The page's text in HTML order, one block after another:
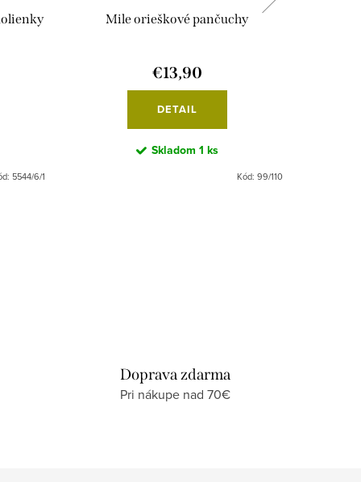
5544/6/1
Mile orieškové pančuchy
€13,90
DETAIL
Skladom 1 ks
Kód: 99/110
Doprava zdarma
Pri nákupe nad 70€